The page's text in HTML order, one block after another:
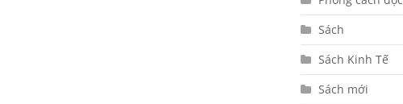
Sách
Sách Kinh Tế
Sách mới